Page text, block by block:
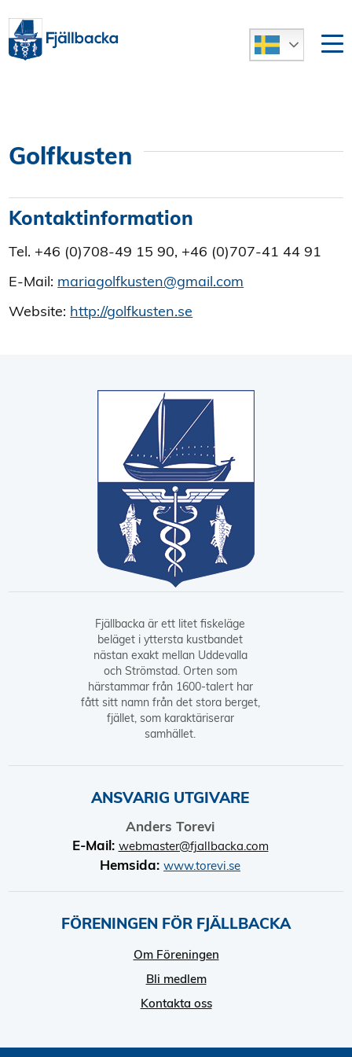
Golfkusten
Kontaktinformation
Tel. +46 (0)708-49 15 90, +46 (0)707-41 44 91
E-Mail: mariagolfkusten@gmail.com
Website: http://golfkusten.se
Fjällbacka är ett litet fiskeläge
beläget i yttersta kustbandet
nästan exakt mellan Uddevalla
och Strömstad. Orten som
härstammar från 1600-talert har
fått sitt namn från det stora berget,
fjället, som karaktäriserar
samhället.
ANSVARIG UTGIVARE
Anders Torevi
E-Mail: webmaster@fjallbacka.com
Hemsida: www.torevi.se
FÖRENINGEN FÖR FJÄLLBACKA
Om Föreningen
Bli medlem
Kontakta oss